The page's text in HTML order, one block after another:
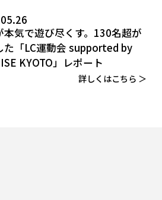
本気で遊び尽くす。130名超が
た「LC運動会 supported by
KYOTO」レポート
詳しくはこちら ＞